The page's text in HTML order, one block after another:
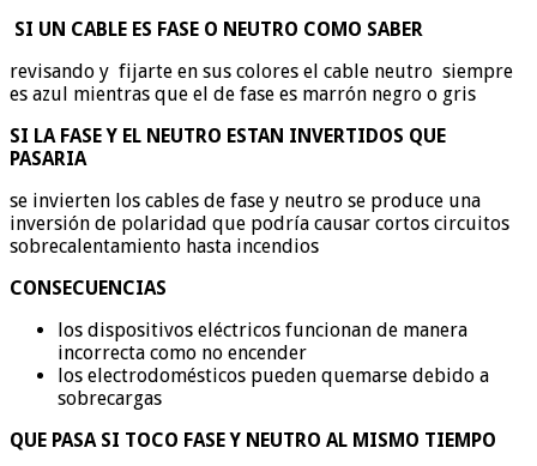
SI UN CABLE ES FASE O NEUTRO COMO SABER
revisando y fijarte en sus colores el cable neutro siempre
es azul mientras que el de fase es marrón negro o gris
SI LA FASE Y EL NEUTRO ESTAN INVERTIDOS QUE
PASARIA
se invierten los cables de fase y neutro se produce una
inversión de polaridad que podría causar cortos circuitos
sobrecalentamiento hasta incendios
CONSECUENCIAS
los dispositivos eléctricos funcionan de manera
incorrecta como no encender
los electrodomésticos pueden quemarse debido a
sobrecargas
QUE PASA SI TOCO FASE Y NEUTRO AL MISMO TIEMPO